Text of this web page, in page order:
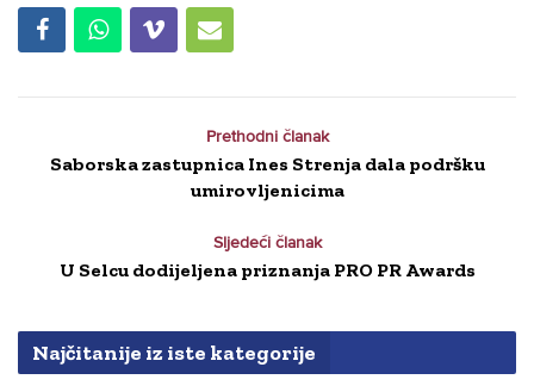
Prethodni članak
Saborska zastupnica Ines Strenja dala podršku
umirovljenicima
Sljedeći članak
U Selcu dodijeljena priznanja PRO PR Awards
Najčitanije iz iste kategorije